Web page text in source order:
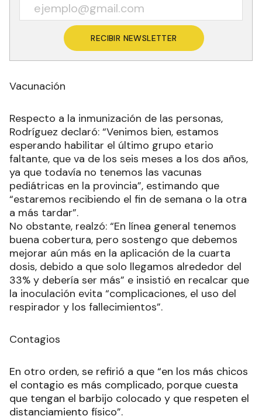
RECIBIR NEWSLETTER
Vacunación
Respecto a la inmunización de las personas,
Rodríguez declaró: “Venimos bien, estamos
esperando habilitar el último grupo etario
faltante, que va de los seis meses a los dos años,
ya que todavía no tenemos las vacunas
pediátricas en la provincia”, estimando que
“estaremos recibiendo el fin de semana o la otra
a más tardar”.
No obstante, realzó: “En línea general tenemos
buena cobertura, pero sostengo que debemos
mejorar aún más en la aplicación de la cuarta
dosis, debido a que solo llegamos alrededor del
33% y debería ser más” e insistió en recalcar que
la inoculación evita “complicaciones, el uso del
respirador y los fallecimientos”.
Contagios
En otro orden, se refirió a que “en los más chicos
el contagio es más complicado, porque cuesta
que tengan el barbijo colocado y que respeten el
distanciamiento físico”.